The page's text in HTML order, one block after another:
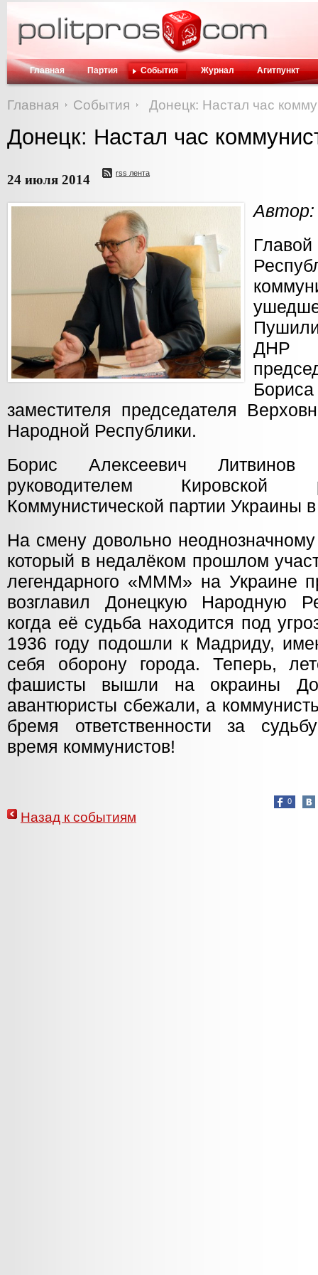
Главная Партия События Журнал Агитпункт
Главная События Донецк: Настал час
Донецк: Настал час
24 июля 2014 rss лента
Автор:
ДНР
заместителя председателя
Народной Республики.
Борис Алексеевич
руководителем Кировской
Коммунистической партии Украины
На смену довольно
который в недалёком прошлом
легендарного «МММ» на Украине
возглавил Донецкую Народную
когда её судьба находится под
1936 году подошли к Мадриду,
себя оборону города. Теперь,
фашисты вышли на окраины
авантюристы сбежали, а
бремя ответственности за
время коммунистов!
0
Назад к событиям